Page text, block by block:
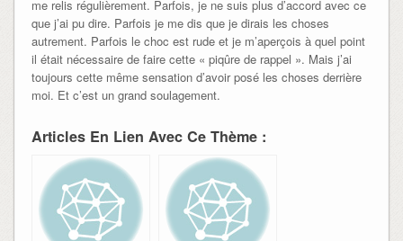
me relis régulièrement. Parfois, je ne suis plus d’accord avec ce
que j’ai pu dire. Parfois je me dis que je dirais les choses
autrement. Parfois le choc est rude et je m’aperçois à quel point
il était nécessaire de faire cette « piqûre de rappel ». Mais j’ai
toujours cette même sensation d’avoir posé les choses derrière
moi. Et c’est un grand soulagement.
Articles En Lien Avec Ce Thème :